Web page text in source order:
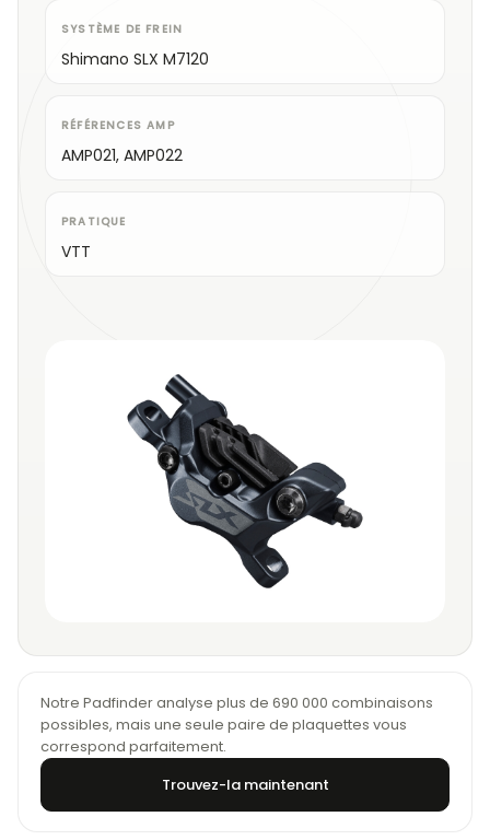
SYSTÈME DE FREIN
Shimano SLX M7120
RÉFÉRENCES AMP
AMP021, AMP022
PRATIQUE
VTT
Notre Padfinder analyse plus de 690 000 combinaisons
possibles, mais une seule paire de plaquettes vous
correspond parfaitement.
Trouvez-la maintenant